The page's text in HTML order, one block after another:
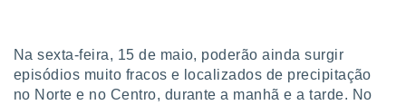
Na sexta-feira, 15 de maio, poderão ainda surgir
episódios muito fracos e localizados de precipitação
no Norte e no Centro, durante a manhã e a tarde. No